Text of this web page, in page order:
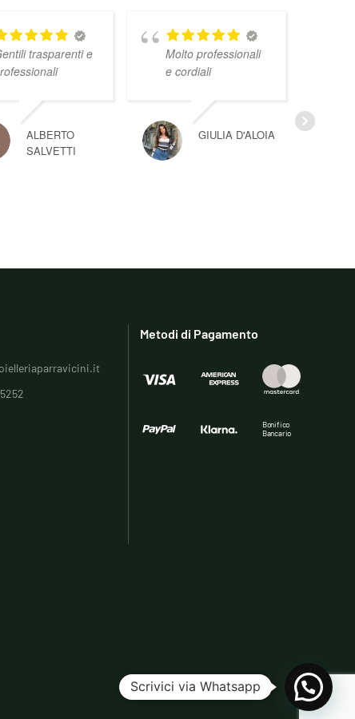
trasparenti e
ALBERTO
SALVETTI
Molto professionali
e cordiali
GIULIA D'ALOIA
Metodi di Pagamento
Bonifico
Bancario
Scrivici via Whatsapp